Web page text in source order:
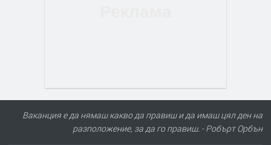
Ваканция е да нямаш какво да правиш и да имаш цял ден на
разположение, за да го правиш. - Робърт Орбън